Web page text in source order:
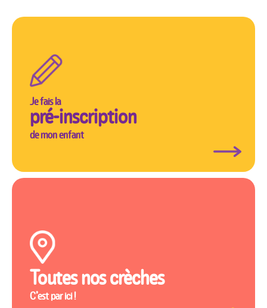
Je fais la
pré-inscription
de mon enfant
Toutes nos crèches
C’est par ici !